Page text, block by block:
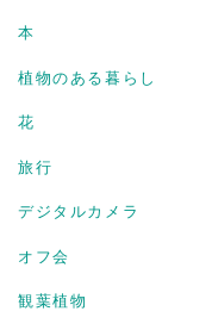
本
植物のある暮らし
花
旅行
デジタルカメラ
オフ会
観葉植物